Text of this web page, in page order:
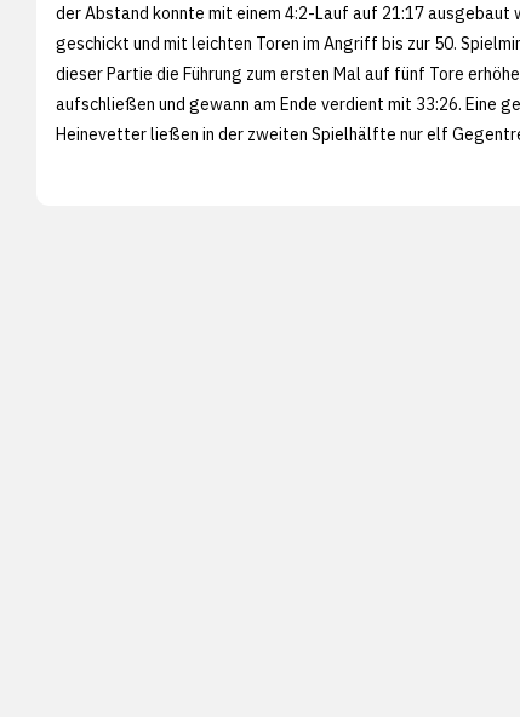
der Abstand konnte mit einem 4:2-Lauf auf 21:17
geschickt und mit leichten Toren im Angriff bis zur 50.
dieser Partie die Führung zum ersten Mal auf fünf Tore
aufschließen und gewann am Ende verdient mit 33:26. Eine
Heinevetter ließen in der zweiten Spielhälfte nur elf